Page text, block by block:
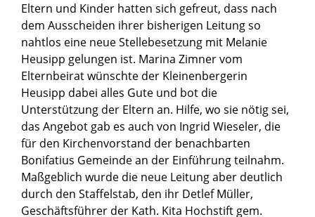
Eltern und Kinder hatten sich gefreut, dass nach
dem Ausscheiden ihrer bisherigen Leitung so
nahtlos eine neue Stellebesetzung mit Melanie
Heusipp gelungen ist. Marina Zimner vom
Elternbeirat wünschte der Kleinenbergerin
Heusipp dabei alles Gute und bot die
Unterstützung der Eltern an. Hilfe, wo sie nötig sei,
das Angebot gab es auch von Ingrid Wieseler, die
für den Kirchenvorstand der benachbarten
Bonifatius Gemeinde an der Einführung teilnahm.
Maßgeblich wurde die neue Leitung aber deutlich
durch den Staffelstab, den ihr Detlef Müller,
Geschäftsführer der Kath. Kita Hochstift gem.